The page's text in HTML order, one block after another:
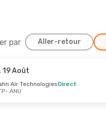
par Aller-retour
Direct
19 Août
Air TechnologiesDirect
- ANU